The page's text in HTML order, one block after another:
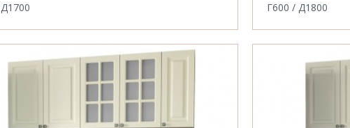
Г600 / Д1800